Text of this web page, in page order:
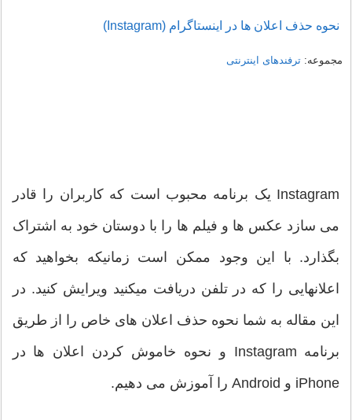
نحوه حذف اعلان ها در اینستاگرام (Instagram)
مجموعه:ترفندهای اینترنتی
Instagram یک برنامه محبوب است که کاربران را قادر
می سازد عکس ها و فیلم ها را با دوستان خود به اشتراک
بگذارد. با این وجود ممکن است زمانیکه بخواهید که
اعلانهایی را که در تلفن دریافت میکنید ویرایش کنید. در
این مقاله به شما نحوه حذف اعلان های خاص را از طریق
برنامه Instagram و نحوه خاموش کردن اعلان ها در
iPhone و Android را آموزش می دهیم.